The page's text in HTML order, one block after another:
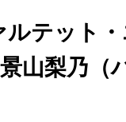
テット
山梨乃（